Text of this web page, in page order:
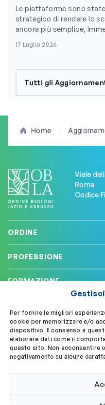
Per fornire le migliori
cookie per memorizzare e/o
dispositivo. Il consenso a
elaborare dati come il
questo sito. Non acconsentire
negativamente su alcune
Le piattaforme sono
strategico di rendere lo
ancora più semplice,
17 Luglio 2026
Tutti gli
Home
Viale
Roma
Codice
ORDINE
PROFESSIONE
FORMAZIONE
Segui OBLA su